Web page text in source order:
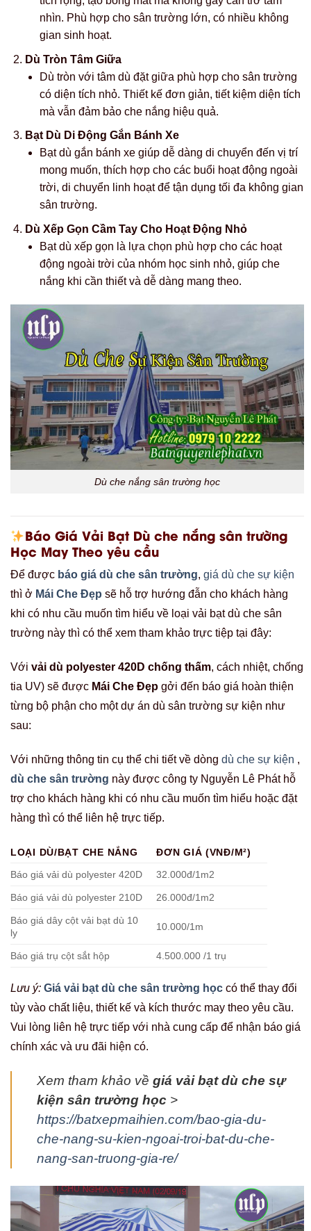
nhìn. Phù hợp cho sân trường lớn, có nhiều không
gian sinh hoạt.
Dù Tròn Tâm Giữa
Dù tròn với tâm dù đặt giữa phù hợp cho sân trường
có diện tích nhỏ. Thiết kế đơn giản, tiết kiệm diện tích
mà vẫn đảm bảo che nắng hiệu quả.
Bạt Dù Di Động Gắn Bánh Xe
Bạt dù gắn bánh xe giúp dễ dàng di chuyển đến vị trí
mong muốn, thích hợp cho các buổi hoạt động ngoài
trời, di chuyển linh hoạt để tận dụng tối đa không gian
sân trường.
Dù Xếp Gọn Cầm Tay Cho Hoạt Động Nhỏ
Bạt dù xếp gọn là lựa chọn phù hợp cho các hoạt
động ngoài trời của nhóm học sinh nhỏ, giúp che
nắng khi cần thiết và dễ dàng mang theo.
Dù che nắng sân trường học
Báo Giá Vải Bạt Dù che nắng sân trường
Học May Theo yêu cầu
Để được báo giá dù che sân trường, giá dù che sự kiện
thì ở Mái Che Đẹp sẽ hỗ trợ hướng đẫn cho khách hàng
khi có nhu cầu muốn tìm hiểu về loại vải bạt dù che sân
trường này thì có thể xem tham khảo trực tiệp tại đây:
Với vải dù polyester 420D chống thấm, cách nhiệt, chống
tia UV) sẽ được Mái Che Đẹp gởi đến báo giá hoàn thiện
từng bộ phận cho một dự án dù sân trường sự kiện như
sau:
Với những thông tin cụ thể chi tiết về dòng dù che sự kiện ,
dù che sân trường này được công ty Nguyễn Lê Phát hỗ
trợ cho khách hàng khi có nhu cầu muốn tìm hiểu hoặc đặt
hàng thì có thể liên hệ trực tiếp.
LOẠI DÙ/BẠT CHE NẮNG
ĐƠN GIÁ (VNĐ/M²)
Báo giá vải dù polyester 420D
32.000đ/1m2
Báo giá vải dù polyester 210D 26.000đ/1m2
Báo giá dây cột vải bạt dù 10
ly
10.000/1m
Báo giá trụ cột sắt hộp 4.500.000 /1 trụ
Lưu ý: Giá vải bạt dù che sân trường học có thể thay đổi
tùy vào chất liệu, thiết kế và kích thước may theo yêu cầu.
Vui lòng liên hệ trực tiếp với nhà cung cấp để nhận báo giá
chính xác và ưu đãi hiện có.
Xem tham khảo về giá vải bạt dù che sự
kiện sân trường học >
https://batxepmaihien.com/bao-gia-du-
che-nang-su-kien-ngoai-troi-bat-du-che-
nang-san-truong-gia-re/